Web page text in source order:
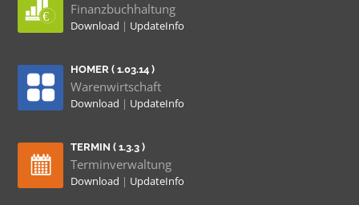
Finanzbuchhaltung
Download | UpdateInfo
HOMER ( 1.03.14 )
Warenwirtschaft
Download | UpdateInfo
TERMIN ( 1.3.3 )
Terminverwaltung
Download | UpdateInfo